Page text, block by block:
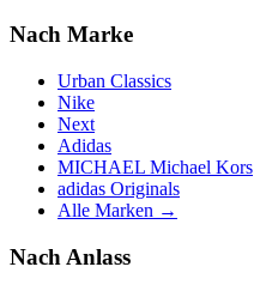
Nach Marke
Urban Classics
Nike
Next
Adidas
MICHAEL Michael Kors
adidas Originals
Alle Marken →
Nach Anlass